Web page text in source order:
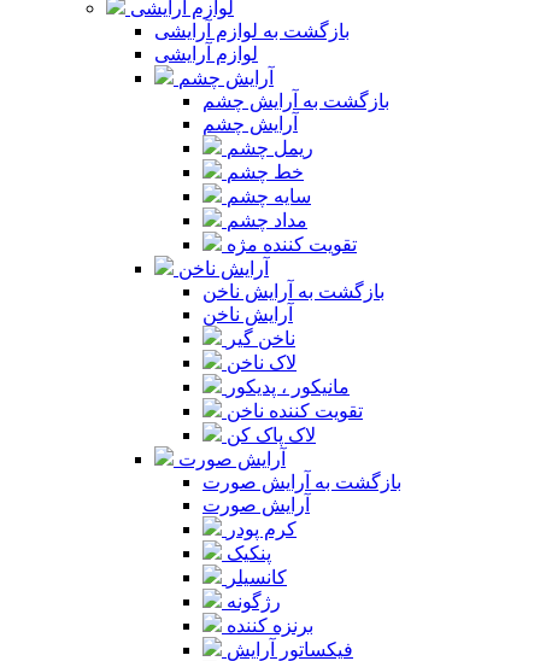
لوازم آرایشی
بازگشت به لوازم آرایشی
لوازم آرایشی
آرایش چشم
بازگشت به آرایش چشم
آرایش چشم
ریمل چشم
خط چشم
سایه چشم
مداد چشم
تقویت کننده مژه
آرایش ناخن
بازگشت به آرایش ناخن
آرایش ناخن
ناخن گیر
لاک ناخن
مانیکور ، پدیکور
تقویت کننده ناخن
لاک پاک کن
آرایش صورت
بازگشت به آرایش صورت
آرایش صورت
کرم پودر
پنکیک
کانسیلر
رژگونه
برنزه کننده
فیکساتور آرایش